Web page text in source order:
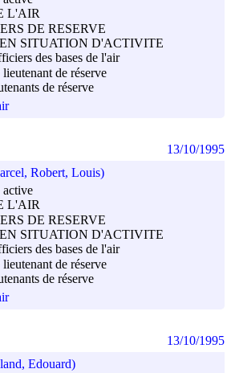
L'AIR
DE RESERVE
SITUATION D'ACTIVITE
des bases de l'air
de réserve
de réserve
Robert, Louis)
active
L'AIR
DE RESERVE
SITUATION D'ACTIVITE
des bases de l'air
de réserve
de réserve
13/10/1995
Edouard)
13/10/1995